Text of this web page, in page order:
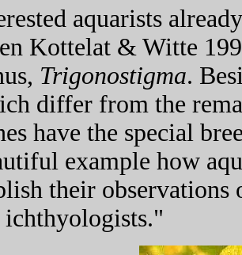
aquarists
Kottelat & Witte
Trigonostigma.
differ from the
have the special
example how
their observations
ichthyologists."